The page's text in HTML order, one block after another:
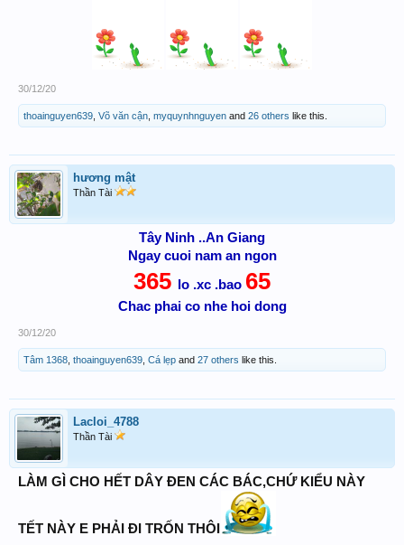
30/12/20
thoainguyen639 Võ văn cận myquynhnguyen and 26 others like this.
hương mật
Thần Tài
Tây Ninh ..An Giang
Ngay cuoi nam an ngon
365 lo .xc .bao 65
Chac phai co nhe hoi dong
30/12/20
Tâm 1368 thoainguyen639 Cá lẹp and 27 others like this.
Lacloi_4788
Thần Tài
LÀM GÌ CHO HẾT DÂY ĐEN CÁC BÁC,CHỨ KIỂU NÀY
TẾT NÀY E PHẢI ĐI TRỐN THÔI